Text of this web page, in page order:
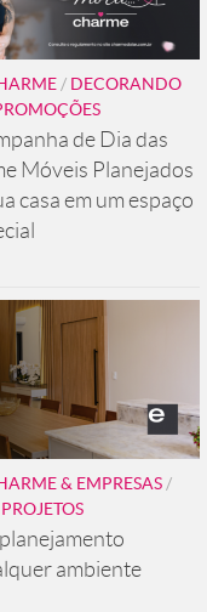
/ DECORANDO
de Dia das
Móveis Planejados
casa em um espaço
& EMPRESAS/
PROJETOS
ambiente